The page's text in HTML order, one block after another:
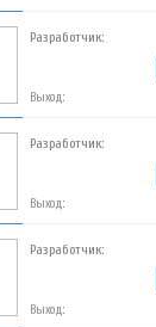
Разработчик:
Выход:
Разработчик:
Выход:
Разработчик:
Выход: